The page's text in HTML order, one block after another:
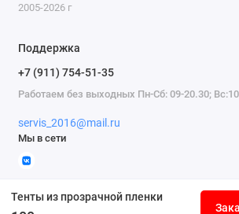
Тенты из прозрачной пленки
2005-2026 г
Поддержка
+7 (911) 754-51-35
Работаем без выходных Пн-Сб: 09-20.30;
servis_2016@mail.ru
Мы в сети